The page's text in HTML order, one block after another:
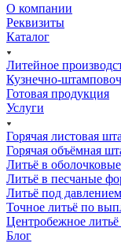
О компании
Реквизиты
Каталог
Литейное
Кузнечно-
Готовая продукция
Услуги
Горячая листовая
Горячая объёмная
Литьё в
Литьё в песчаные
Литьё под давлением
Точное литьё по
Центробежное литьё
Блог